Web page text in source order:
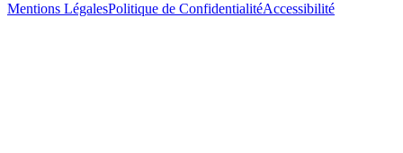
Mentions LégalesPolitique de ConfidentialitéAccessibilité